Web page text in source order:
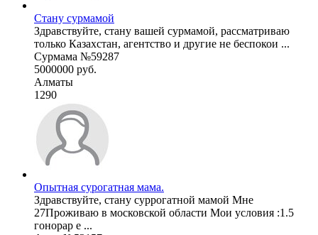
Стану сурмамой
Здравствуйте, стану вашей сурмамой, рассматриваю
только Казахстан, агентство и другие не беспокои ...
Сурмама №59287
5000000 руб.
Алматы
1290
Опытная сурогатная мама.
Здравствуйте, стану суррогатной мамой Мне
27Проживаю в московской области Мои условия :1.5
гонорар е ...